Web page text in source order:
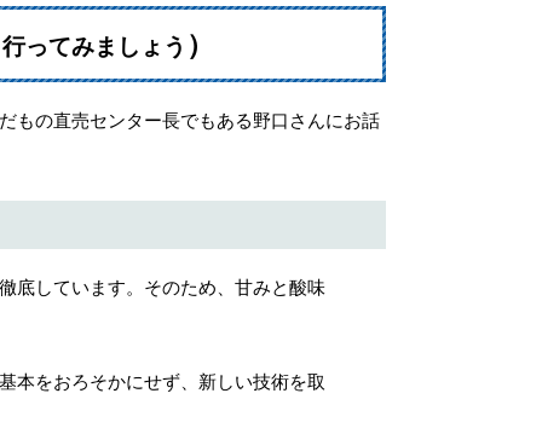
行ってみましょう ）
もの直売センター長でもある野口さんにお話
底しています。そのため、甘みと酸味
本をおろそかにせず、新しい技術を取